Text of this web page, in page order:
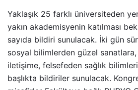
Yaklaşık 25 farklı üniversiteden
yakın akademisyenin katılması
sayıda bildiri sunulacak. İki gün
sosyal bilimlerden güzel
iletişime, felsefeden sağlık
başlıkta bildiriler sunulacak.